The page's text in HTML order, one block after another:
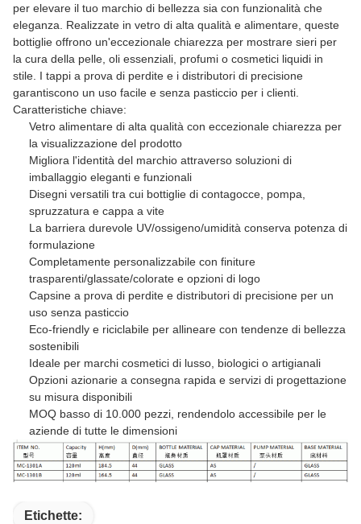
per elevare il tuo marchio di bellezza sia con funzionalità che
eleganza. Realizzate in vetro di alta qualità e alimentare, queste
bottiglie offrono un'eccezionale chiarezza per mostrare sieri per
la cura della pelle, oli essenziali, profumi o cosmetici liquidi in
stile. I tappi a prova di perdite e i distributori di precisione
garantiscono un uso facile e senza pasticcio per i clienti.
Caratteristiche chiave:
Vetro alimentare di alta qualità con eccezionale chiarezza per
la visualizzazione del prodotto
Migliora l'identità del marchio attraverso soluzioni di
imballaggio eleganti e funzionali
Disegni versatili tra cui bottiglie di contagocce, pompa,
spruzzatura e cappa a vite
La barriera durevole UV/ossigeno/umidità conserva potenza di
formulazione
Completamente personalizzabile con finiture
trasparenti/glassate/colorate e opzioni di logo
Capsine a prova di perdite e distributori di precisione per un
uso senza pasticcio
Eco-friendly e riciclabile per allineare con tendenze di bellezza
sostenibili
Ideale per marchi cosmetici di lusso, biologici o artigianali
Opzioni azionarie a consegna rapida e servizi di progettazione
su misura disponibili
MOQ basso di 10.000 pezzi, rendendolo accessibile per le
aziende di tutte le dimensioni
Etichette: